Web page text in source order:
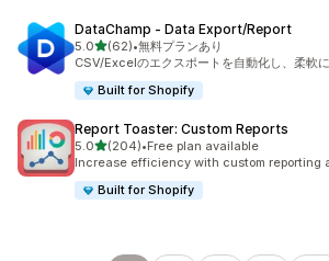
DataChamp ‑ Data Export/Report
5.05つ星中
(62)
合計レビュー数：62件
•無料プランあり
CSV/Excelのエクスポートを自動化し、柔軟に
Built for Shopify
Report Toaster: Custom Reports
5.05つ星中
(204)
合計レビュー数：204件
•Free plan available
Increase efficiency with custom reporting
Built for Shopify